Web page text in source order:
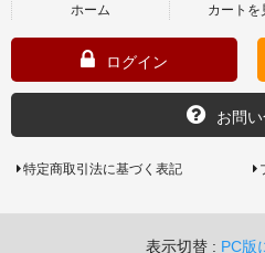
ホーム カートを
ログイン
お問
特定商取引法に基づく表記
表示切替 : PC版